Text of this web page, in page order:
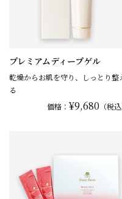
プレミアムディープゲル
乾燥からお肌を守り、しっとり整
る
価格：¥9,680 （税込